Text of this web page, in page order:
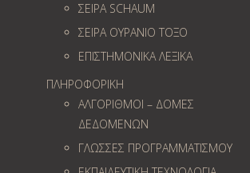
ΣΕΙΡΑ SCHAUM
ΣΕΙΡΑ ΟΥΡΑΝΙΟ ΤΟΞΟ
ΕΠΙΣΤΗΜΟΝΙΚΑ ΛΕΞΙΚΑ
ΠΛΗΡΟΦΟΡΙΚΗ
ΑΛΓΟΡΙΘΜΟΙ – ΔΟΜΕΣ
ΔΕΔΟΜΕΝΩΝ
ΓΛΩΣΣΕΣ ΠΡΟΓΡΑΜΜΑΤΙΣΜΟΥ